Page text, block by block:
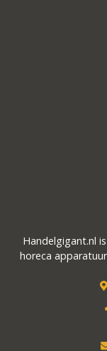
Handelgigant.nl
horeca